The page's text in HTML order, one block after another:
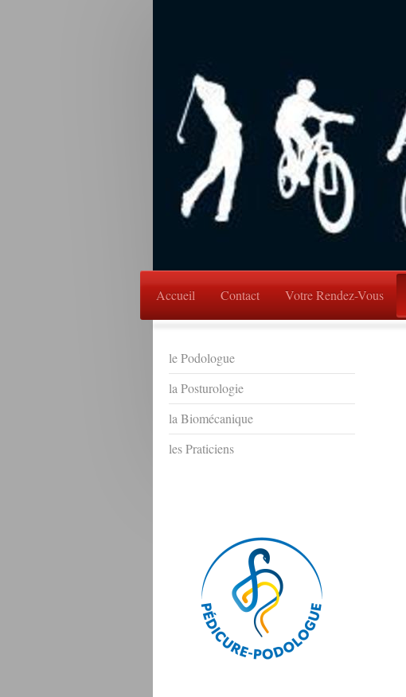
Accueil Contact Votre Rendez-Vous
le Podologue
la Posturologie
la Biomécanique
les Praticiens